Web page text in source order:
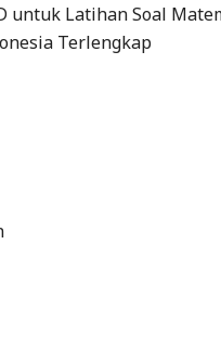
untuk Latihan Soal
Terlengkap